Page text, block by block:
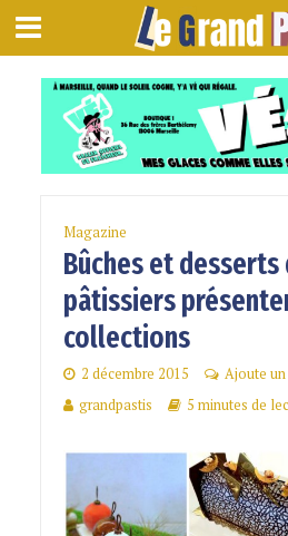
Magazine
Bûches et
pâtissiers
collections
2 décembre 2015
Ajoute
grandpastis
5 minutes de